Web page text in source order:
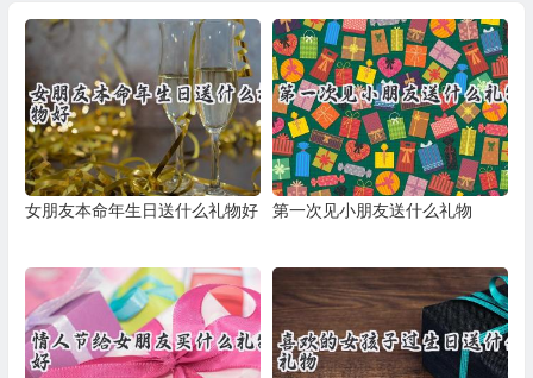
女朋友本命年生日送什么礼物好 第一次见小朋友送什么礼物